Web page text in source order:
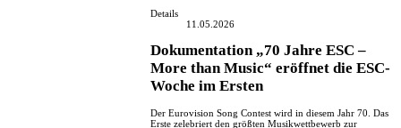
Details
11.05.2026
Dokumentation „70 Jahre ESC –
More than Music“ eröffnet die ESC-
Woche im Ersten
Der Eurovision Song Contest wird in diesem Jahr 70. Das
Erste zelebriert den größten Musikwettbewerb zur